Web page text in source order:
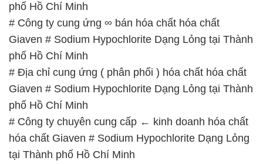
phố Hồ Chí Minh
# Công ty cung ứng ∞ bán hóa chất hóa chất
Giaven # Sodium Hypochlorite Dạng Lỏng tại Thành
phố Hồ Chí Minh
# Địa chỉ cung ứng ( phân phối ) hóa chất hóa chất
Giaven # Sodium Hypochlorite Dạng Lỏng tại Thành
phố Hồ Chí Minh
# Công ty chuyên cung cấp ← kinh doanh hóa chất
hóa chất Giaven # Sodium Hypochlorite Dạng Lỏng
tại Thành phố Hồ Chí Minh